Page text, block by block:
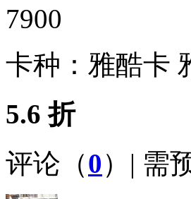
7900
卡种： 雅酷卡
5.6 折
评论（0）| 需